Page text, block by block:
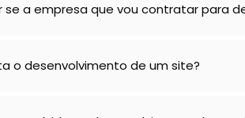
se a empresa que vou contratar para
o desenvolvimento de um site?